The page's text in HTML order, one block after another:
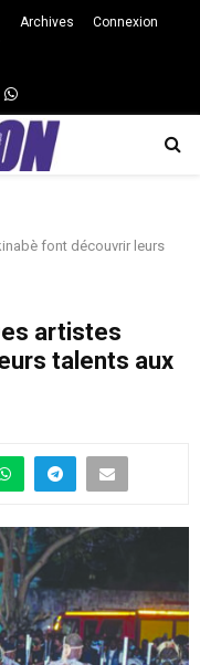
Archives Connexion
Whatsapp
font découvrir leurs
artistes
talents aux